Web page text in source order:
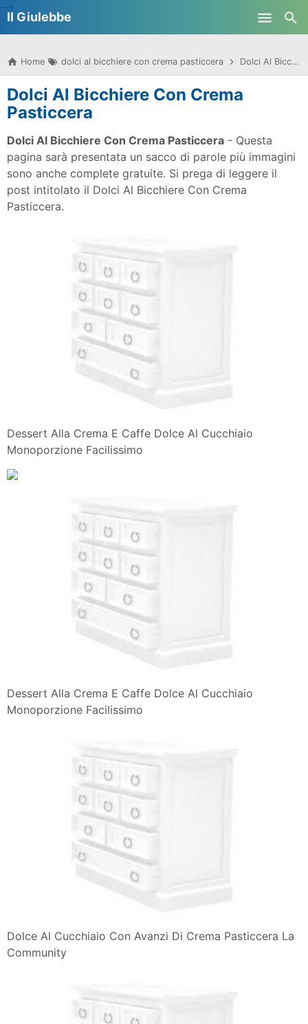
Il Giulebbe
Home dolci al bicchiere con crema pasticcera Dolci Al Bicchiere Con Crema Pasticcera
Dolci Al Bicchiere Con Crema
Pasticcera
Dolci Al Bicchiere Con Crema Pasticcera - Questa
pagina sarà presentata un sacco di parole più immagini
sono anche complete gratuite. Si prega di leggere il
post intitolato il Dolci Al Bicchiere Con Crema
Pasticcera.
Dessert Alla Crema E Caffe Dolce Al Cucchiaio
Monoporzione Facilissimo
Dessert Alla Crema E Caffe Dolce Al Cucchiaio
Monoporzione Facilissimo
Dolce Al Cucchiaio Con Avanzi Di Crema Pasticcera La
Community